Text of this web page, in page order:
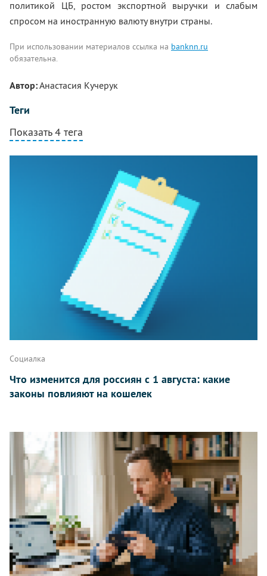
политикой ЦБ, ростом экспортной выручки и слабым
спросом на иностранную валюту внутри страны.
При использовании материалов ссылка на banknn.ru
обязательна.
Автор:Анастасия Кучерук
Теги
Показать 4 тега
Написать
Социалка
Что изменится для россиян с 1 августа: какие
законы повлияют на кошелек